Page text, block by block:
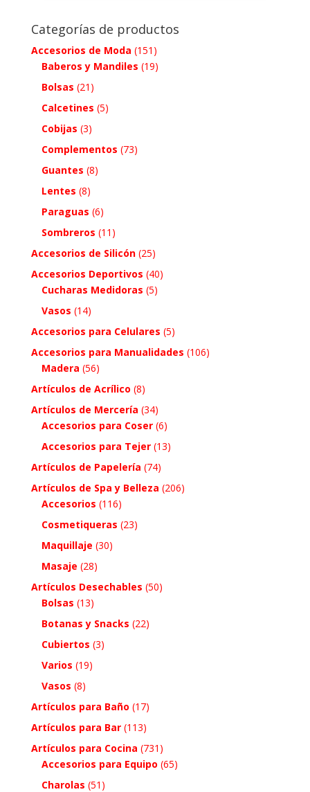
Categorías de productos
Accesorios de Moda (151)
Baberos y Mandiles (19)
Bolsas (21)
Calcetines (5)
Cobijas (3)
Complementos (73)
Guantes (8)
Lentes (8)
Paraguas (6)
Sombreros (11)
Accesorios de Silicón (25)
Accesorios Deportivos (40)
Cucharas Medidoras (5)
Vasos (14)
Accesorios para Celulares (5)
Accesorios para Manualidades (106)
Madera (56)
Artículos de Acrílico (8)
Artículos de Mercería (34)
Accesorios para Coser (6)
Accesorios para Tejer (13)
Artículos de Papelería (74)
Artículos de Spa y Belleza (206)
Accesorios (116)
Cosmetiqueras (23)
Maquillaje (30)
Masaje (28)
Artículos Desechables (50)
Bolsas (13)
Botanas y Snacks (22)
Cubiertos (3)
Varios (19)
Vasos (8)
Artículos para Baño (17)
Artículos para Bar (113)
Artículos para Cocina (731)
Accesorios para Equipo (65)
Charolas (51)